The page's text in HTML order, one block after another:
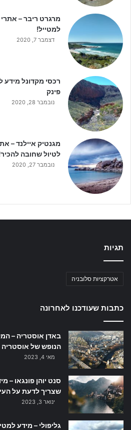
מרגרט ריבר –
למטייל!
דצמבר 7, 2020
רכסי מקדונל מידע
פינק
נובמבר 28, 2020
מגנטיק איילנד –
לטיול שחובה
נובמבר 27, 2020
תגיות
אטרקציות סלובניה
כתבות שעודכנו לאחרונה
באדן אוסטריה –
הנופש של אוסטריה
מאי 4, 2023
סנט יוהן פונגאו –
שצריך לדעת על
ינואר 3, 2023
גליפולי – מידע